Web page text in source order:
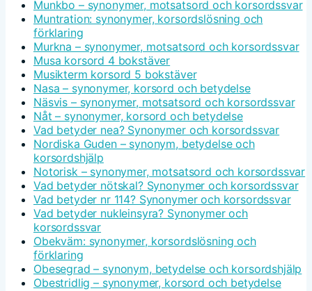
Munkbo – synonymer, motsatsord och korsordssvar
Muntration: synonymer, korsordslösning och
förklaring
Murkna – synonymer, motsatsord och korsordssvar
Musa korsord 4 bokstäver
Musikterm korsord 5 bokstäver
Nasa – synonymer, korsord och betydelse
Näsvis – synonymer, motsatsord och korsordssvar
Nåt – synonymer, korsord och betydelse
Vad betyder nea? Synonymer och korsordssvar
Nordiska Guden – synonym, betydelse och
korsordshjälp
Notorisk – synonymer, motsatsord och korsordssvar
Vad betyder nötskal? Synonymer och korsordssvar
Vad betyder nr 114? Synonymer och korsordssvar
Vad betyder nukleinsyra? Synonymer och
korsordssvar
Obekväm: synonymer, korsordslösning och
förklaring
Obesegrad – synonym, betydelse och korsordshjälp
Obestridlig – synonymer, korsord och betydelse